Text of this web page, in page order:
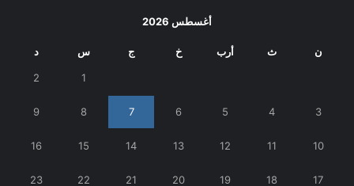
أغسطس 2026
ن ث أرب خ ج س د
1
2
3
4
5
6
7
8
9
10
11
12
13
14
15
16
17
18
19
20
21
22
23